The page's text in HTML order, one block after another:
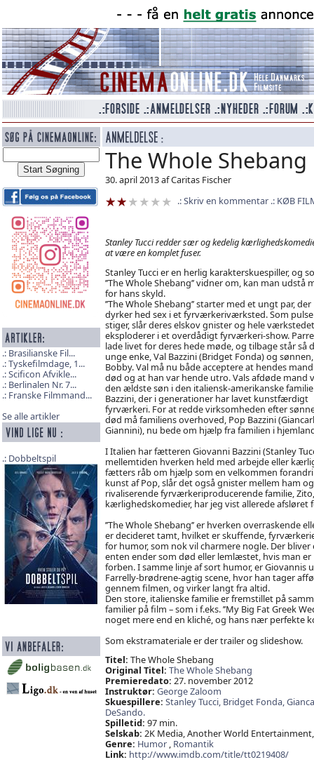
Brasilianske Fil...
Tyskefilmdage, 1...
Scificon Afvikle...
Berlinalen Nr. 7...
Franske Filmmand...
Se alle artikler
Dobbeltspil
The Whole Shebang
30. april 2013 af Caritas Fischer
Skriv en kommentar
KØB
Stanley Tucci redder sær og kedelig
at være en komplet fuser.
Stanley Tucci er en herlig karakterskuespiller, og
’’The Whole Shebang’’ vidner om, kan man udstå
for hans skyld.
’’The Whole Shebang’’ starter med et ungt par, der
dyrker hed sex i et fyrværkeriværksted. Som
stiger, slår deres elskov gnister og hele værkstedet
eksploderer i et overdådigt fyrværkeri-show.
lade livet for deres hede møde, og tilbage står så
unge enke, Val Bazzini (Bridget Fonda) og sønnen,
Bobby. Val må nu både acceptere at hendes
død og at han var hende utro. Vals afdøde mand
den ældste søn i den italiensk-amerikanske familie
Bazzini, der i generationer har lavet kunstfærdigt
fyrværkeri. For at redde virksomheden efter
død må familiens overhoved, Pop Bazzini
Giannini), nu bede om hjælp fra familien i
I Italien har fætteren Giovanni Bazzini (Stanley
mellemtiden hverken held med arbejde eller
fætters råb om hjælp som en velkommen
kunst af Pop, slår det også gnister mellem ham
rivaliserende fyrværkeriproducerende familie,
kærlighedskomedier, har jeg vist allerede afsløret
’’The Whole Shebang’’ er hverken
er decideret tamt, hvilket er skuffende,
for humor, som nok vil charmere nogle. Der
enten ender som død eller lemlæstet, hvis man
forben. I samme linje af sort humor, er
Farrelly-brødrene-agtig scene, hvor han tager
gennem filmen, og virker langt fra altid.
Den store, italienske familie er fremstillet på
familier på film – som i f.eks. ’’My Big Fat Greek
noget mere end en kliché, og hans nær perfekte
Som ekstramateriale er der trailer og slideshow.
Titel: The Whole Shebang
Original Titel: The Whole Shebang
Premieredato: 27. november 2012
Instruktør: George Zaloom
Skuespillere: Stanley Tucci, Bridget Fonda,
DeSando.
Spilletid: 97 min.
Selskab: 2K Media, Another World
Genre: Humor, Romantik
Link: http://www.imdb.com/title/tt0219408/